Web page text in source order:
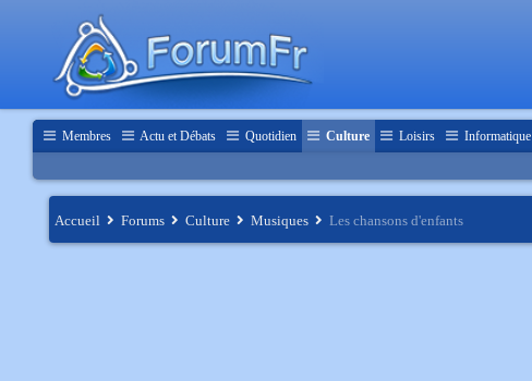
Membres Actu et Débats Quotidien Culture Loisirs Informatique
Accueil Forums Culture Musiques Les chansons d'enfants